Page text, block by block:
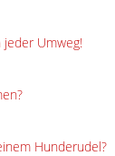
Umweg!
Hunderudel?